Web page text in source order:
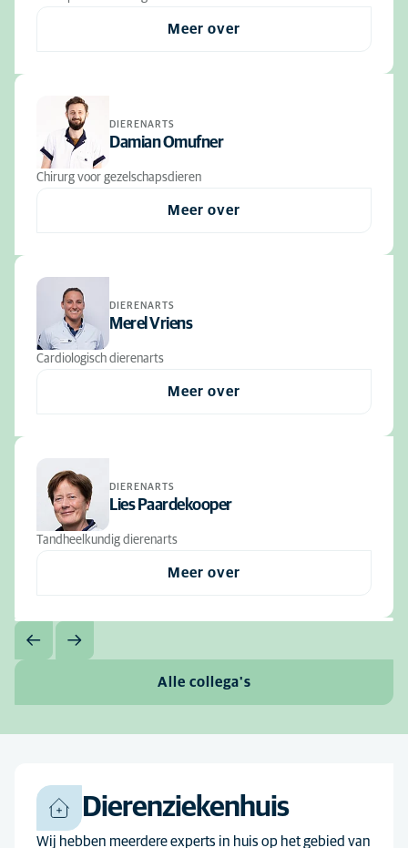
Meer over
DIERENARTS
Damian Omufner
Chirurg voor gezelschapsdieren
Meer over
DIERENARTS
Merel Vriens
Cardiologisch dierenarts
Meer over
DIERENARTS
Lies Paardekooper
Tandheelkundig dierenarts
Meer over
Alle collega's
Dierenziekenhuis
Wij hebben meerdere experts in huis op het gebied van